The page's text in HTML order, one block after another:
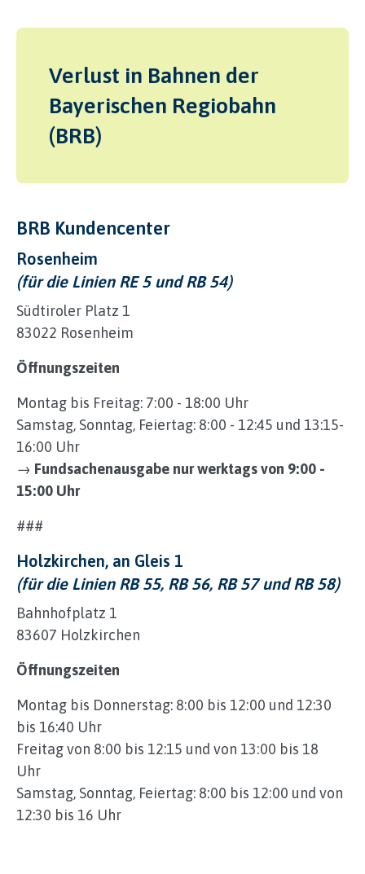
Verlust in Bahnen der
Bayerischen Regiobahn
(BRB)
BRB Kundencenter
Rosenheim
(für die Linien RE 5 und RB 54)
Südtiroler Platz 1
83022 Rosenheim
Öffnungszeiten
Montag bis Freitag: 7:00 - 18:00 Uhr
Samstag, Sonntag, Feiertag: 8:00 - 12:45 und 13:15-
16:00 Uhr
→ Fundsachenausgabe nur werktags von 9:00 -
15:00 Uhr
###
Holzkirchen, an Gleis 1
(für die Linien RB 55, RB 56, RB 57 und RB 58)
Bahnhofplatz 1
83607 Holzkirchen
Öffnungszeiten
Montag bis Donnerstag: 8:00 bis 12:00 und 12:30
bis 16:40 Uhr
Freitag von 8:00 bis 12:15 und von 13:00 bis 18
Uhr
Samstag, Sonntag, Feiertag: 8:00 bis 12:00 und von
12:30 bis 16 Uhr